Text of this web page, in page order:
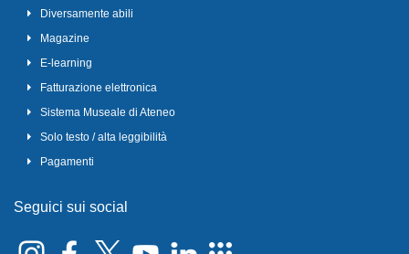
Diversamente abili
Magazine
E-learning
Fatturazione elettronica
Sistema Museale di Ateneo
Solo testo / alta leggibilità
Pagamenti
Seguici sui social